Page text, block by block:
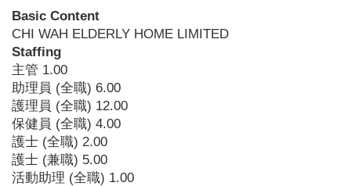
Basic Content
CHI WAH ELDERLY HOME LIMITED
Staffing
主管 1.00
助理員 (全職) 6.00
護理員 (全職) 12.00
保健員 (全職) 4.00
護士 (全職) 2.00
護士 (兼職) 5.00
活動助理 (全職) 1.00